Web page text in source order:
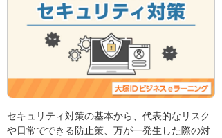
セキュリティ対策の基本から、代表的なリスク
や日常でできる防止策、万が一発生した際の対